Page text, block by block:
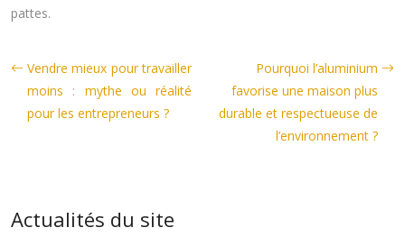
pattes.
Vendre mieux pour travailler
moins : mythe ou réalité
pour les entrepreneurs ?
Pourquoi l’aluminium
favorise une maison plus
durable et respectueuse de
l’environnement ?
Actualités du site